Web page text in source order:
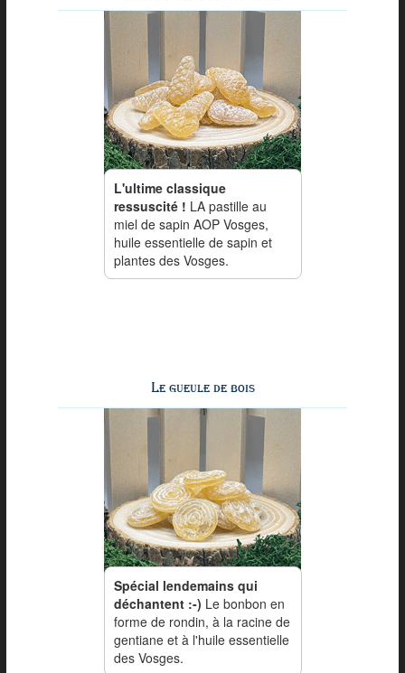
L'ultime classique
ressuscité ! LA pastille au
miel de sapin AOP Vosges,
huile essentielle de sapin et
plantes des Vosges.
Le gueule de bois
Spécial lendemains qui
déchantent :-) Le bonbon en
forme de rondin, à la racine de
gentiane et à l'huile essentielle
des Vosges.